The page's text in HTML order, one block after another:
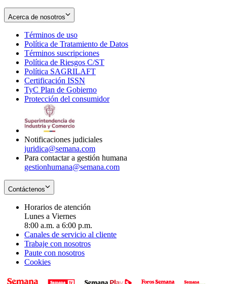
Acerca de nosotros
Términos de uso
in
new
window
Política de Tratamiento de Datos
Términos suscripciones
in
Política de Riesgos C/ST
Política SAGRILAFT
new
window
Certificación ISSN
in
new
TyC Plan de Gobierno
in
Protección del consumidorOpens
Notificaciones judiciales
juridica@semana.com
Para contactar a gestión humana
gestionhumana@semana.com
Contáctenos
Horarios de atención
Lunes a Viernes
8:00 a.m. a 6:00 p.m.
Canales de servicio al cliente
Trabaje con nosotros
Paute con nosotros
Cookies